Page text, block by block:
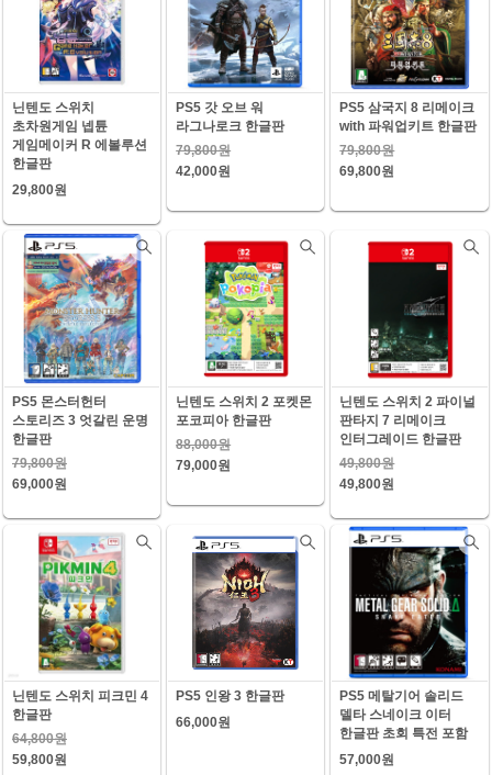
닌텐도 스위치
초차원게임 넵튠
게임메이커 R 에볼루션
한글판
29,800원
PS5 갓 오브 워
라그나로크 한글판
79,800원
42,000원
PS5 삼국지 8 리메이크
with 파워업키트 한글판
79,800원
69,800원
PS5 몬스터헌터
스토리즈 3 엇갈린 운명
한글판
79,800원
69,000원
닌텐도 스위치 2 포켓몬
포코피아 한글판
88,000원
79,000원
닌텐도 스위치 2 파이널
판타지 7 리메이크
인터그레이드 한글판
49,800원
49,800원
닌텐도 스위치 피크민 4
한글판
64,800원
59,800원
PS5 인왕 3 한글판
66,000원
PS5 메탈기어 솔리드
델타 스네이크 이터
한글판 초회 특전 포함
57,000원